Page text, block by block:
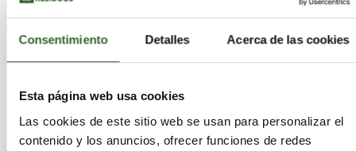
Consentimiento Detalles Acerca de las cookies
Esta página web usa cookies
Las cookies de este sitio web se usan para personalizar el
contenido y los anuncios, ofrecer funciones de redes
investigación, el grupo científico de la máxima
casa de estudios encontró el proceso de
laboratorio que hace viable que a la semilla de
polímero flexible similar al hule: el poliacrilato de
etilo.